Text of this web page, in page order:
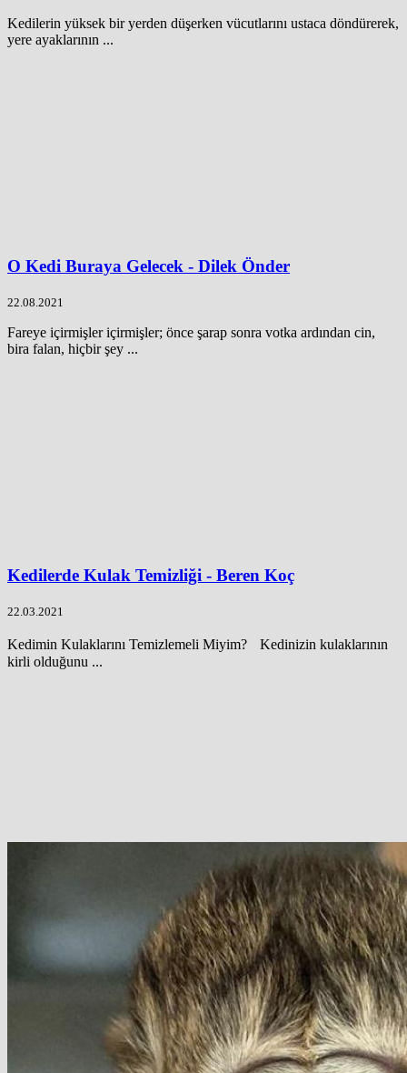
Kedilerin yüksek bir yerden düşerken vücutlarını ustaca döndürerek,
yere ayaklarının ...
O Kedi Buraya Gelecek - Dilek Önder
22.08.2021
Fareye içirmişler içirmişler; önce şarap sonra votka ardından cin,
bira falan, hiçbir şey ...
Kedilerde Kulak Temizliği - Beren Koç
22.03.2021
Kedimin Kulaklarını Temizlemeli Miyim? Kedinizin kulaklarının
kirli olduğunu ...